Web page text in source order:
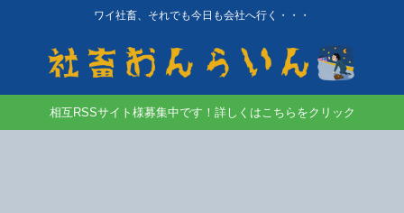
ワイ社畜、それでも今日も会社へ行く・・・
相互RSSサイト様募集中です！詳しくはこちらをクリック